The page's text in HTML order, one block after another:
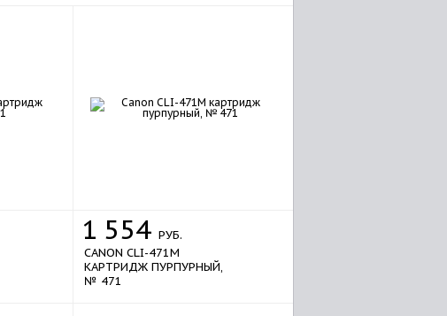
1 554 РУБ.
CANON CLI-471M
КАРТРИДЖ ПУРПУРНЫЙ,
№ 471